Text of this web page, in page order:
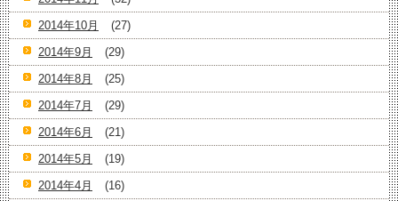
2014年10月
(27)
2014年9月
(29)
2014年8月
(25)
2014年7月
(29)
2014年6月
(21)
2014年5月
(19)
2014年4月
(16)